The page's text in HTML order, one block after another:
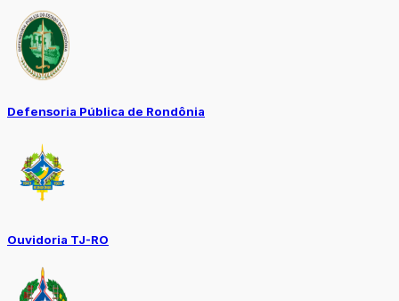
Defensoria Pública de Rondônia
Ouvidoria TJ-RO